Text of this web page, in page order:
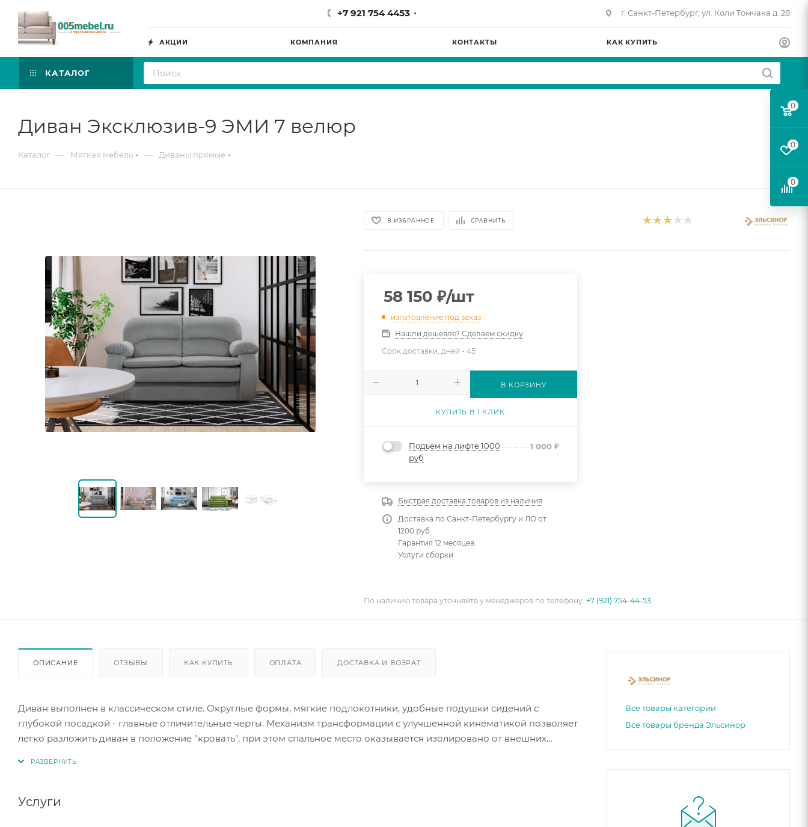
+7 921 754 4453 г. Санкт-Петербург, ул. Коли Томчака д. 28
АКЦИИ КОМПАНИЯ КОНТАКТЫ КАК КУПИТЬ
КАТАЛОГ
Диван Эксклюзив-9 ЭМИ 7 велюр
Каталог — Мягкая мебель — Диваны прямые
В ИЗБРАННОЕ СРАВНИТЬ
58 150 ₽/шт
изготовление под заказ
Нашли дешевле? Сделаем скидку
Срок доставки, дней -45
В КОРЗИНУ
КУПИТЬ В 1 КЛИК
Подъем на лифте 1000
руб
1 000₽
Быстрая доставка товаров из наличия
Доставка по Санкт-Петербургу и ЛО от
1200 руб
Гарантия 12 месяцев.
Услуги сборки
По наличию товара уточняйте у менеджеров по телефону:+7 (921) 754-44-53
ОПИСАНИЕ ОТЗЫВЫ КАК КУПИТЬ ОПЛАТА ДОСТАВКА И ВОЗРАТ
Диван выполнен в классическом стиле. Округлые формы, мягкие подлокотники, удобные подушки сидений с
глубокой посадкой - главные отличительные черты. Механизм трансформации с улучшенной кинематикой позволяет
легко разложить диван в положение "кровать", при этом спальное место оказывается изолировано от внешних
изготовлены из эластичного ППУ с настилом из синтепона.
Услуги
Все товары категории
Все товары бренда Эльсинор
0
0
0